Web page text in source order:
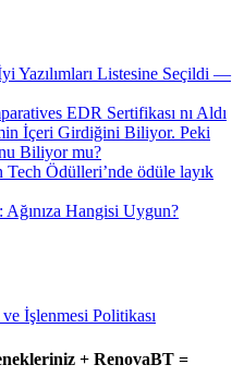
Yazılımları Listesine Seçildi —
EDR Sertifikası nı Aldı
İçeri Girdiğini Biliyor. Peki
Biliyor mu?
Ödülleri’nde ödüle layık
Hangisi Uygun?
İşlenmesi Politikası
+ RenovaBT =